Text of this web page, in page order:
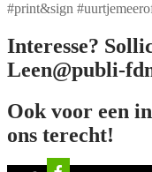
#print&sign
Interesse?
Leen@publi-
Ook voor een
ons terecht!